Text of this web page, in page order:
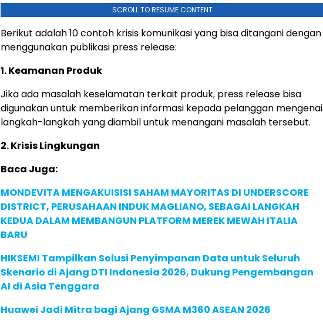
SCROLL TO RESUME CONTENT
Berikut adalah 10 contoh krisis komunikasi yang bisa ditangani dengan
menggunakan publikasi press release:
1. Keamanan Produk
Jika ada masalah keselamatan terkait produk, press release bisa
digunakan untuk memberikan informasi kepada pelanggan mengenai
langkah-langkah yang diambil untuk menangani masalah tersebut.
2. Krisis Lingkungan
Baca Juga:
MONDEVITA MENGAKUISISI SAHAM MAYORITAS DI UNDERSCORE
DISTRICT, PERUSAHAAN INDUK MAGLIANO, SEBAGAI LANGKAH
KEDUA DALAM MEMBANGUN PLATFORM MEREK MEWAH ITALIA
BARU
HIKSEMI Tampilkan Solusi Penyimpanan Data untuk Seluruh
Skenario di Ajang DTI Indonesia 2026, Dukung Pengembangan
AI di Asia Tenggara
Huawei Jadi Mitra bagi Ajang GSMA M360 ASEAN 2026